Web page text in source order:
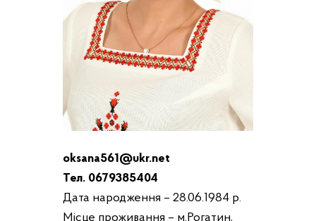
oksana561@ukr.net
Тел. 0679385404
Дата народження – 28.06.1984 р.
Місце проживання – м.Рогатин,